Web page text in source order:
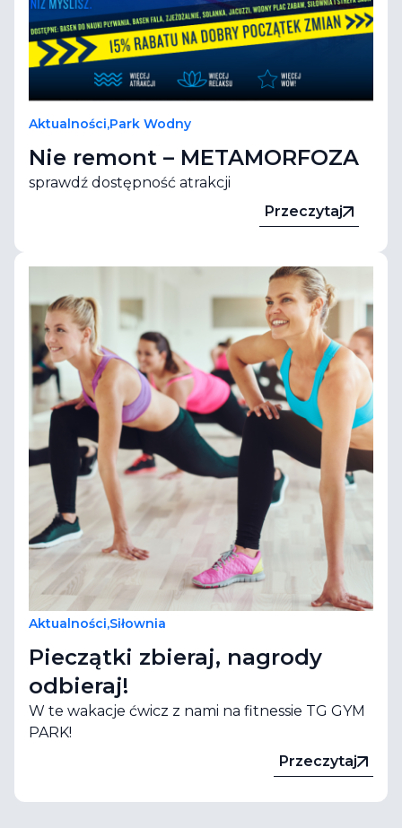
Aktualności,Park Wodny
Nie remont – METAMORFOZA
sprawdź dostępność atrakcji
Przeczytaj
Aktualności,Siłownia
Pieczątki zbieraj, nagrody
odbieraj!
W te wakacje ćwicz z nami na fitnessie TG GYM
PARK!
Przeczytaj